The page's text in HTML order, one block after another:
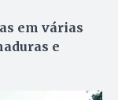
em várias
e